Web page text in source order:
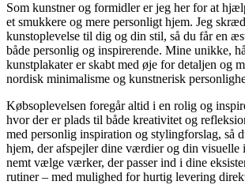
Som kunstner og formidler er jeg her for at
et smukkere og mere personligt hjem. Jeg
kunstoplevelse til dig og din stil, så du får en
både personlig og inspirerende. Mine unikke,
kunstplakater er skabt med øje for detaljen og
nordisk minimalisme og kunstnerisk
Købsoplevelsen foregår altid i en rolig og
hvor der er plads til både kreativitet og
med personlig inspiration og stylingforslag, så
hjem, der afspejler dine værdier og din visuelle
nemt vælge værker, der passer ind i dine
rutiner – med mulighed for hurtig levering